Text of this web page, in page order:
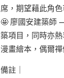
席，期望藉此角
🤩 廖國安建築師
築項目，同時亦
漫畫繪本，偶爾
備註｜